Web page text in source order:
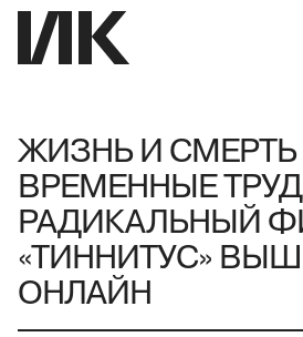
ЖИЗНЬ И СМЕРТЬ
ВРЕМЕННЫЕ
РАДИКАЛЬНЫЙ
«ТИННИТУС»
ОНЛАЙН